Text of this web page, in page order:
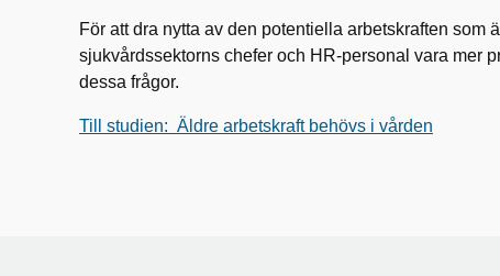
För att dra nytta av den potentiella arbetskraften som
sjukvårdssektorns chefer och HR-personal vara mer
dessa frågor.
Till studien: Äldre arbetskraft behövs i vården